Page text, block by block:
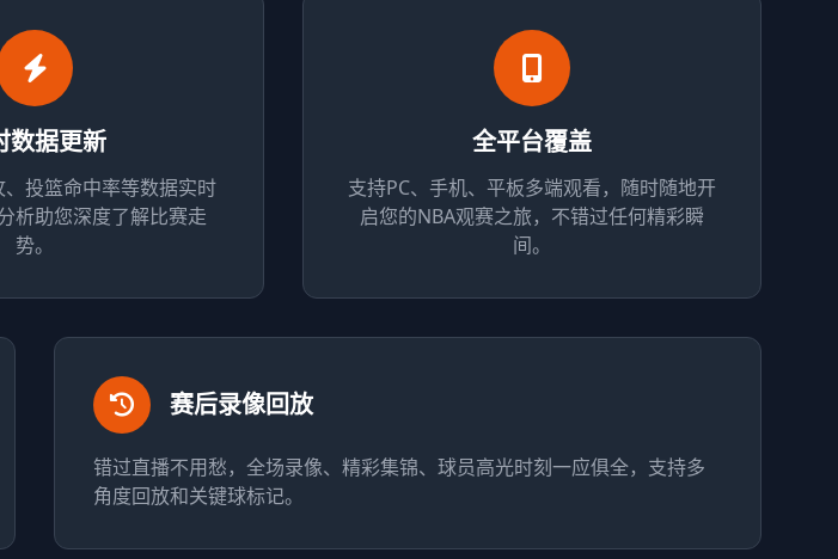
数据更新
投篮命中率等数据实时
析助您深度了解比赛走
势。
全平台覆盖
支持PC、手机、平板多端观看，随时随地开
启您的NBA观赛之旅，不错过任何精彩瞬
间。
赛后录像回放
错过直播不用愁，全场录像、精彩集锦、球员高光时刻一应俱全，支持多
角度回放和关键球标记。